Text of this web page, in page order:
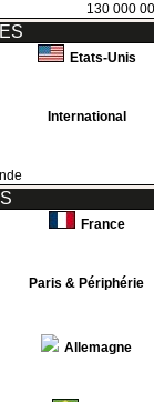
130 000
Etats-Unis
International
France
Paris & Périphérie
Allemagne